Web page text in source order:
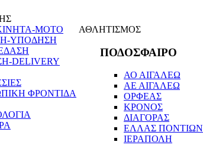
ΜΟΤΟ
ΥΠΟΔΗΣΗ
DELIVERY
ΦΡΟΝΤΙΔΑ
ΑΘΛΗΤΙΣΜΟΣ
ΠΟΔΟΣΦΑΙΡΟ
ΑΟ ΑΙΓΑΛΕΩ
ΑΕ ΑΙΓΑΛΕΩ
ΟΡΦΕΑΣ
ΚΡΟΝΟΣ
ΔΙΑΓΟΡΑΣ
ΕΛΛΑΣ ΠΟΝΤΙΩΝ
ΙΕΡΑΠΟΛΗ